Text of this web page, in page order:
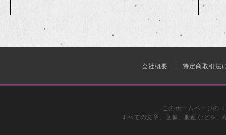
会社概要 特定商取引法
このホームページの
すべての文章、画像、動画などを